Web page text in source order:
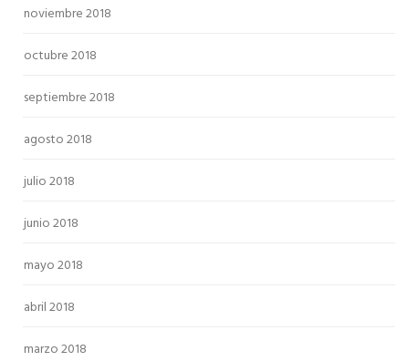
noviembre 2018
octubre 2018
septiembre 2018
agosto 2018
julio 2018
junio 2018
mayo 2018
abril 2018
marzo 2018